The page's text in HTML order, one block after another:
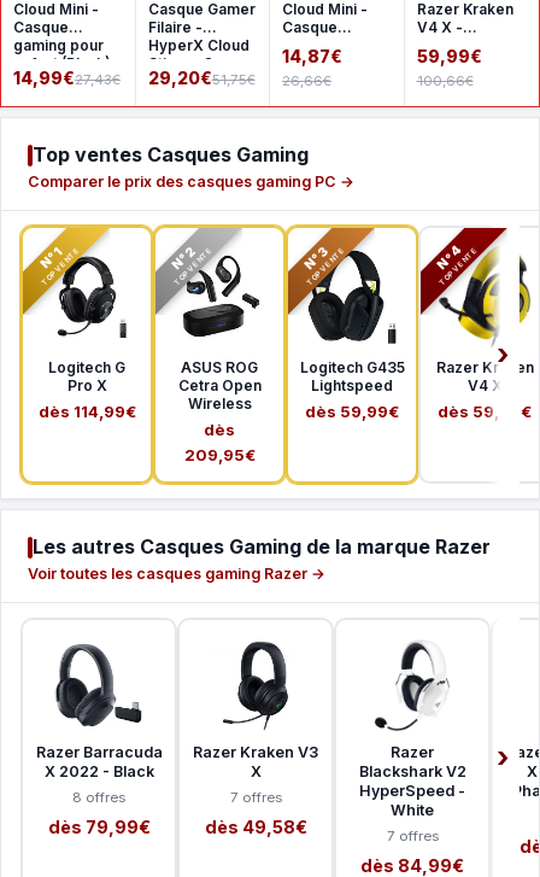
Cloud Mini -
Casque
gaming pour
enfant (Black)
14,99€27,43€
Casque Gamer
Filaire -
HyperX Cloud
Stinger 2 -
pour PC
29,20€51,75€
Cloud Mini -
Casque
gaming pour
enfant (multi)
14,87€
26,66€
Razer Kraken
V4 X -
Pokemon
Kanto Starters
59,99€
100,66€
Top ventes Casques Gaming
Comparer le prix des casques gaming PC →
N°1
TOP VENTE
Logitech G
Pro X
dès 114,99€
N°2
TOP VENTE
ASUS ROG
Cetra Open
Wireless
dès
209,95€
N°3
TOP VENTE
Logitech G435
Lightspeed
dès 59,99€
N°4
TOP VENTE
Razer Kraken
V4 X
dès 59,99€
Les autres Casques Gaming de la marque Razer
Voir toutes les casques gaming Razer →
Razer Barracuda
X 2022 - Black
8 offres
dès 79,99€
Razer Kraken V3
X
7 offres
dès 49,58€
Razer
Blackshark V2
HyperSpeed -
White
7 offres
dès 84,99€